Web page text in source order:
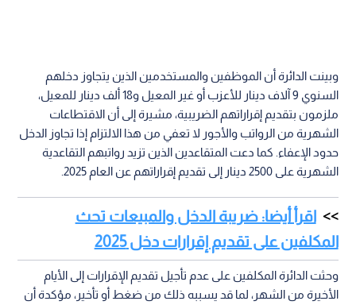
وبينت الدائرة أن الموظفين والمستخدمين الذين يتجاوز دخلهم
السنوي 9 آلاف دينار للأعزب أو غير المعيل و18 ألف دينار للمعيل،
ملزمون بتقديم إقراراتهم الضريبية، مشيرة إلى أن الاقتطاعات
الشهرية من الرواتب والأجور لا تعفي من هذا الالتزام إذا تجاوز الدخل
حدود الإعفاء. كما دعت المتقاعدين الذين تزيد رواتبهم التقاعدية
الشهرية على 2500 دينار إلى تقديم إقراراتهم عن العام 2025.
اقرأ أيضا: ضريبة الدخل والمبيعات تحث
المكلفين على تقديم إقرارات دخل 2025
وحثت الدائرة المكلفين على عدم تأجيل تقديم الإقرارات إلى الأيام
الأخيرة من الشهر، لما قد يسببه ذلك من ضغط أو تأخير، مؤكدة أن